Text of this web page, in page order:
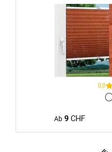
0,0
Ab 9CHF